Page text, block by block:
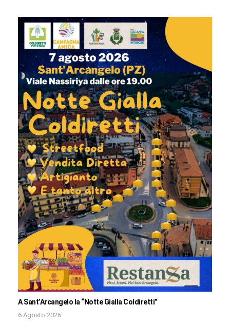
A Sant’Arcangelo la “Notte Gialla Coldiretti”
6 Agosto 2026